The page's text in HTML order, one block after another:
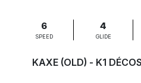
6
SPEED
4
GLIDE
KAXE (OLD) - K1